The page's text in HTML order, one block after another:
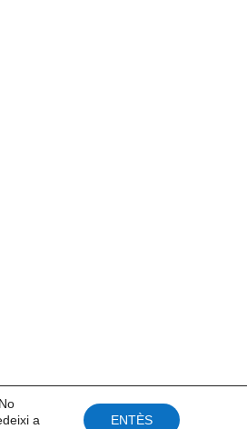
a
ENTÈS